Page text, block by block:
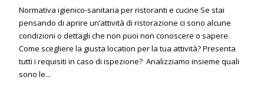
Normativa igienico-sanitaria per ristoranti e cucine Se stai
pensando di aprire un’attività di ristorazione ci sono alcune
condizioni o dettagli che non puoi non conoscere o sapere.
Come scegliere la giusta location per la tua attività? Presenta
tutti i requisiti in caso di ispezione? Analizziamo insieme quali
sono le...